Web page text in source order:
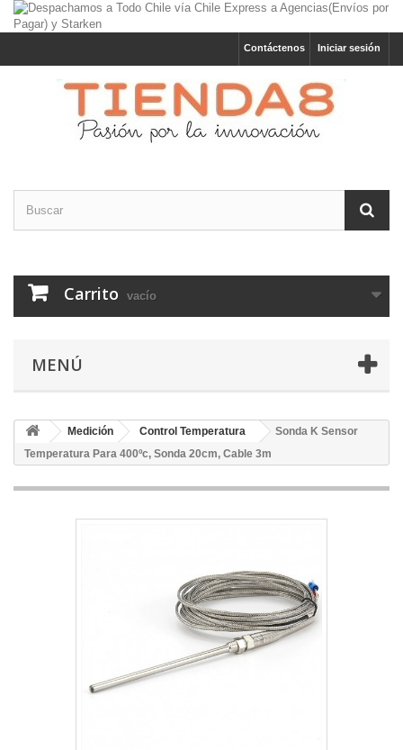
Iniciar sesión
Contáctenos
Carrito vacío
MENÚ
Medición Control Temperatura
Sonda K Sensor
Temperatura Para 400ºc, Sonda 20cm, Cable 3m